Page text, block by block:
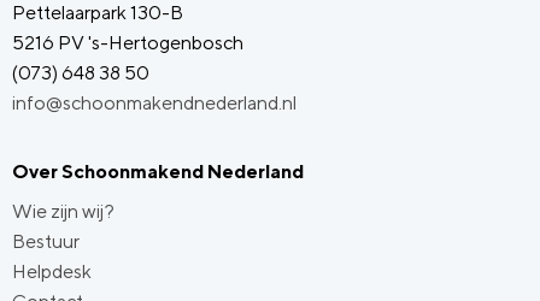
Pettelaarpark 130-B
5216 PV 's-Hertogenbosch
(073) 648 38 50
info@schoonmakendnederland.nl
Over Schoonmakend Nederland
Wie zijn wij?
Bestuur
Helpdesk